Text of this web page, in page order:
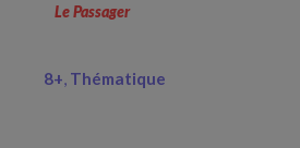
Le Passager
8+ Thématique